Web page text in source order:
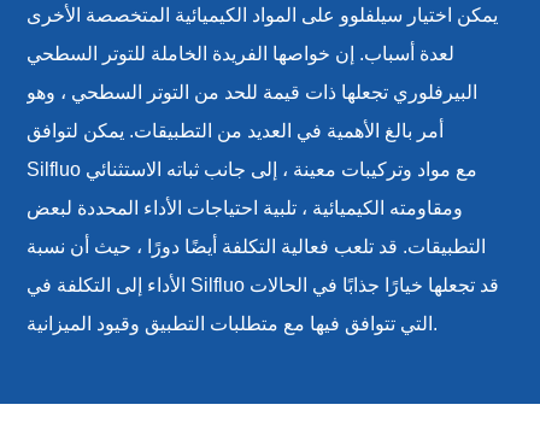
يمكن اختيار سيلفلوو على المواد الكيميائية المتخصصة الأخرى
لعدة أسباب. إن خواصها الفريدة الخاملة للتوتر السطحي
البيرفلوري تجعلها ذات قيمة للحد من التوتر السطحي ، وهو
أمر بالغ الأهمية في العديد من التطبيقات. يمكن لتوافق
Silfluo مع مواد وتركيبات معينة ، إلى جانب ثباته الاستثنائي
ومقاومته الكيميائية ، تلبية احتياجات الأداء المحددة لبعض
التطبيقات. قد تلعب فعالية التكلفة أيضًا دورًا ، حيث أن نسبة
الأداء إلى التكلفة في Silfluo قد تجعلها خيارًا جذابًا في الحالات
التي تتوافق فيها مع متطلبات التطبيق وقيود الميزانية.